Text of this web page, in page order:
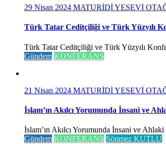
29 Nisan 2024 MATURİDİ YESEVİ
Türk Tatar Ceditçiliği ve Türk Yüzyılı
Türk Tatar Ceditçiliği ve Türk Yüzyılı
Gündem KONFERANS
21 Nisan 2024 MATURİDİ YESEVİ
İslam’ın Akılcı Yorumunda İnsani ve
İslam’ın Akılcı Yorumunda İnsani ve
Gündem KONFERANS Sönmez KUTLU